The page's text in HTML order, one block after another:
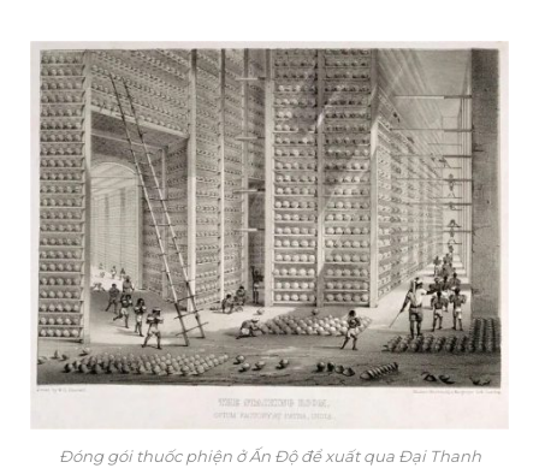
Đóng gói thuốc phiện ở Ấn Độ để xuất qua Đại Thanh